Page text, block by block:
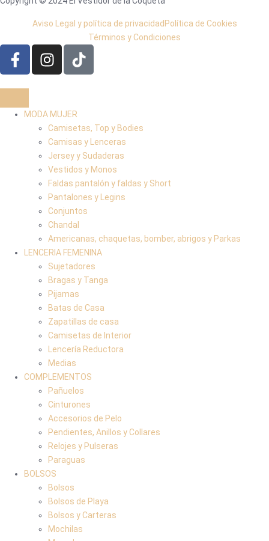
Aviso Legal y política de privacidad Política de Cookies
Términos y Condiciones
MODA MUJER
Camisetas, Top y Bodies
Camisas y Lenceras
Jersey y Sudaderas
Vestidos y Monos
Faldas pantalón y faldas y Short
Pantalones y Legins
Conjuntos
Chandal
Americanas, chaquetas, bomber, abrigos y Parkas
LENCERIA FEMENINA
Sujetadores
Bragas y Tanga
Pijamas
Batas de Casa
Zapatillas de casa
Camisetas de Interior
Lencería Reductora
Medias
COMPLEMENTOS
Pañuelos
Cinturones
Accesorios de Pelo
Pendientes, Anillos y Collares
Relojes y Pulseras
Paraguas
BOLSOS
Bolsos
Bolsos de Playa
Bolsos y Carteras
Mochilas